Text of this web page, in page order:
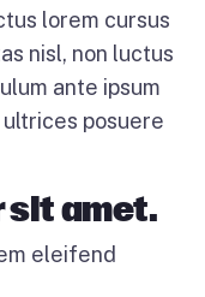
lorem cursus
nisl, non luctus
ante ipsum
posuere
sit amet.
eleifend